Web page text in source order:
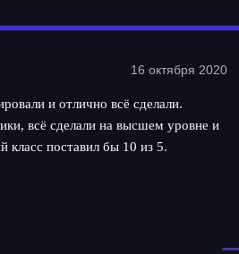
16 октября 2020
и отлично всё сделали.
всё сделали на высшем уровне и
поставил бы 10 из 5.